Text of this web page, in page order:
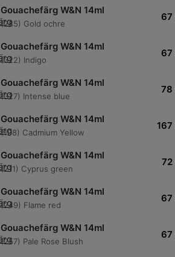
Gouachefärg W&N 14ml
(285) Gold ochre
67
Gouachefärg W&N 14ml
(322) Indigo
67
Gouachefärg W&N 14ml
(327) Intense blue
78
Gouachefärg W&N 14ml
(108) Cadmium Yellow
167
Gouachefärg W&N 14ml
(211) Cyprus green
72
Gouachefärg W&N 14ml
(249) Flame red
67
Gouachefärg W&N 14ml
(257) Pale Rose Blush
67